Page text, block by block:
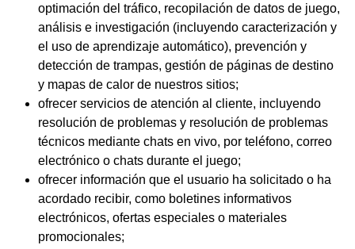
optimación del tráfico, recopilación de datos de juego,
análisis e investigación (incluyendo caracterización y
el uso de aprendizaje automático), prevención y
detección de trampas, gestión de páginas de destino
y mapas de calor de nuestros sitios;
ofrecer servicios de atención al cliente, incluyendo
resolución de problemas y resolución de problemas
técnicos mediante chats en vivo, por teléfono, correo
electrónico o chats durante el juego;
ofrecer información que el usuario ha solicitado o ha
acordado recibir, como boletines informativos
electrónicos, ofertas especiales o materiales
promocionales;